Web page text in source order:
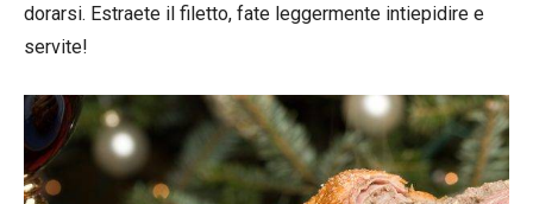
dorarsi. Estraete il filetto, fate leggermente intiepidire e
servite!